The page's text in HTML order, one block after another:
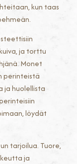
kun taas
ja torttu
Monet
perinteistä
ja huolellista
löydät
tarjoilua. Tuore,
ja